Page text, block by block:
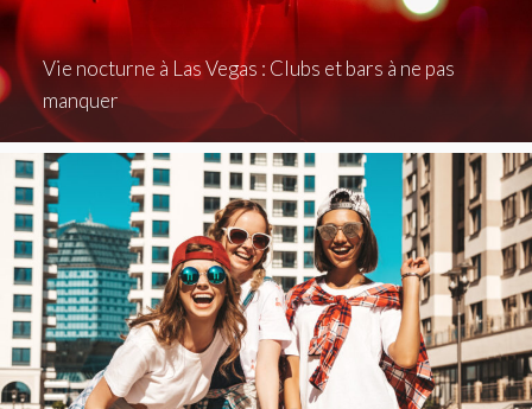
Vie nocturne à Las Vegas : Clubs et bars à ne pas
manquer